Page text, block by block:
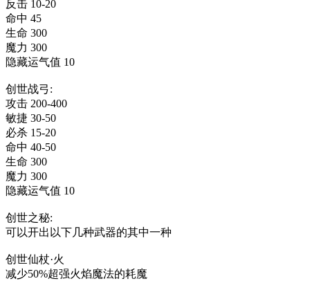
反击 10-20
命中 45
生命 300
魔力 300
隐藏运气值 10
创世战弓:
攻击 200-400
敏捷 30-50
必杀 15-20
命中 40-50
生命 300
魔力 300
隐藏运气值 10
创世之秘:
可以开出以下几种武器的其中一种
创世仙杖·火
减少50%超强火焰魔法的耗魔